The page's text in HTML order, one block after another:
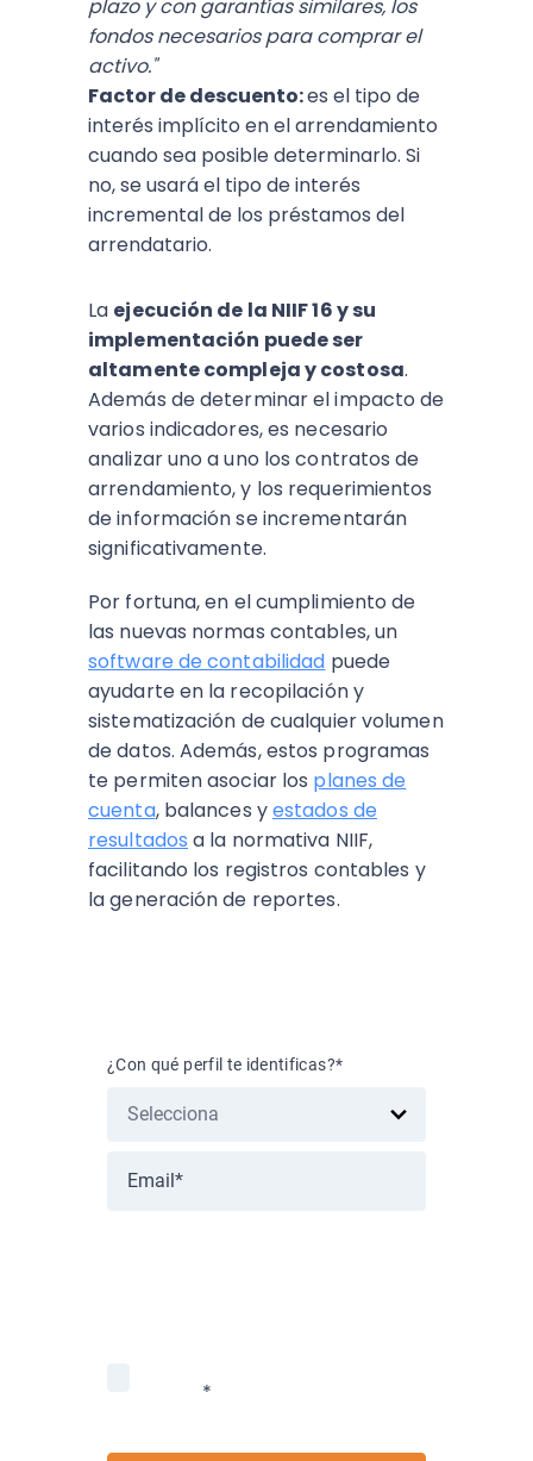
plazo y con garantías similares, los
fondos necesarios para comprar el
activo."
Factor de descuento:es el tipo de
interés implícito en el arrendamiento
cuando sea posible determinarlo. Si
no, se usará el tipo de interés
incremental de los préstamos del
arrendatario.
La ejecución de la NIIF 16 y su
implementación puede ser
altamente compleja y costosa.
Además de determinar el impacto de
varios indicadores, es necesario
analizar uno a uno los contratos de
arrendamiento, y los requerimientos
de información se incrementarán
significativamente.
Por fortuna, en el cumplimiento de
las nuevas normas contables, un
software de contabilidad puede
ayudarte en la recopilación y
sistematización de cualquier volumen
de datos. Además, estos programas
te permiten asociar los planes de
cuenta, balances yestados de
resultados a la normativa NIIF,
facilitando los registros contables y
la generación de reportes.
¿Con qué perfil te identificas?*
*